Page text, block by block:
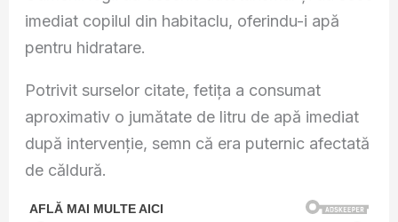
imediat copilul din habitaclu, oferindu-i apă
pentru hidratare.
Potrivit surselor citate, fetița a consumat
aproximativ o jumătate de litru de apă imediat
după intervenție, semn că era puternic afectată
de căldură.